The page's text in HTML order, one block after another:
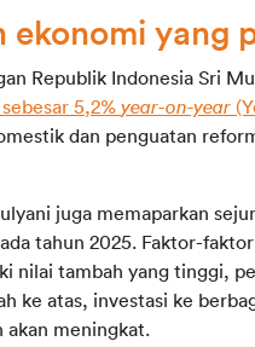
ekonomi yang
Republik Indonesia Sri
5,2% year-on-year
dan penguatan
juga memaparkan
tahun 2025. Faktor-
nilai tambah yang tinggi,
ke atas, investasi ke
akan meningkat.